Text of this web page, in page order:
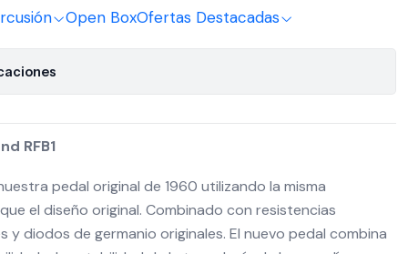
Open BoxOfertas Destacadas
favoritos
RFB1
pedal original de 1960 utilizando la misma
el diseño original. Combinado con resistencias
y diodos de germanio originales. El nuevo pedal combina